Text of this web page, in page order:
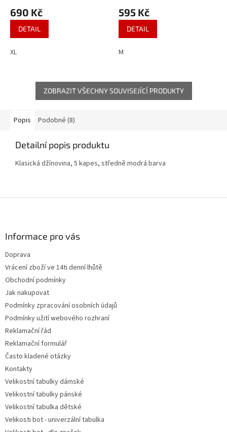
690 Kč
DETAIL
XL
595 Kč
DETAIL
M
ZOBRAZIT VŠECHNY SOUVISEJÍCÍ PRODUKTY
Popis Podobné (8)
Detailní popis produktu
Klasická džínovina, 5 kapes, středně modrá barva
Informace pro vás
Doprava
Vrácení zboží ve 14ti denní lhůtě
Obchodní podmínky
Jak nakupovat
Podmínky zpracování osobních údajů
Podmínky užití webového rozhraní
Reklamační řád
Reklamační formulář
Často kladené otázky
Kontakty
Velikostní tabulky dámské
Velikostní tabulky pánské
Velikostní tabulka dětské
Velikosti bot - univerzální tabulka